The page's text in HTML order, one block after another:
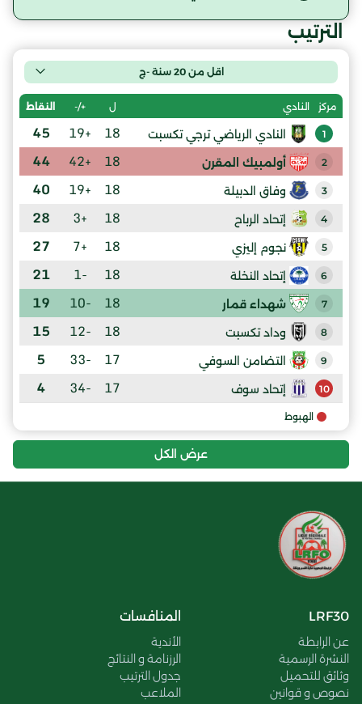
الترتيب
اقل من 20 سنة -ج
مركز النادي ل +/- النقاط
1 النادي الرياضي ترجي تكسبت 18
+19
45
2 أولمبيك المقرن 18
+42
44
3 وفاق الدبيلة 18
+19
40
4 إتحاد الرباح 18
+3
28
5 نجوم إليزي 18
+7
27
6 إتحاد النخلة 18
-1
21
7 شهداء قمار 18
-10
19
8 وداد تكسبت 18
-12
15
9 التضامن السوفي 17
-33
5
10 إتحاد سوف 17
-34
4
الهبوط
عرض الكل
LRF30
عن الرابطة
النشرة الرسمية
وثائق للتحميل
نصوص و قوانين
المنافسات
الأندية
الرزنامة و النتائج
جدول الترتيب
الملاعب